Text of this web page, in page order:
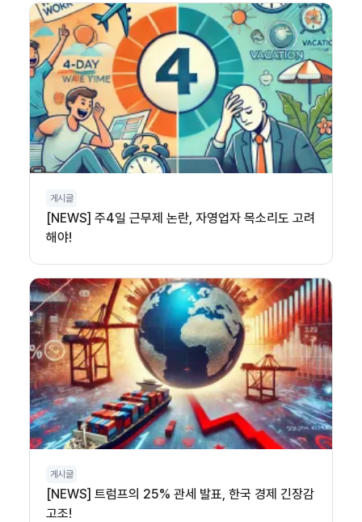
게시글
[NEWS] 주4일 근무제 논란, 자영업자 목소리도 고려
해야!
게시글
[NEWS] 트럼프의 25% 관세 발표, 한국 경제 긴장감
고조!